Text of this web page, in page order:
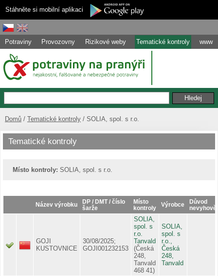
Stáhněte si mobilní aplikaci
Potraviny Provozovny Rizikové weby Tematické kontroly www
Domů Tematické kontroly SOLIA, spol. s r.o.
Tematické kontroly
Místo kontroly: SOLIA, spol. s r.o.
Název výrobku
DP / DMT / číslo
šarže
Místo
kontroly
Výrobce
Důvod
GOJI
KUSTOVNICE
30/08/2025;
GOJI001232153
SOLIA,
spol. s
r.o.
Tanvald
(Česká
248,
Tanvald
468 41)
SOLIA,
spol. s
r.o.,
Česká
248,
Tanvald